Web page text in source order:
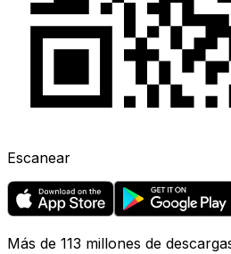
Escanear
Más de 113 millones de